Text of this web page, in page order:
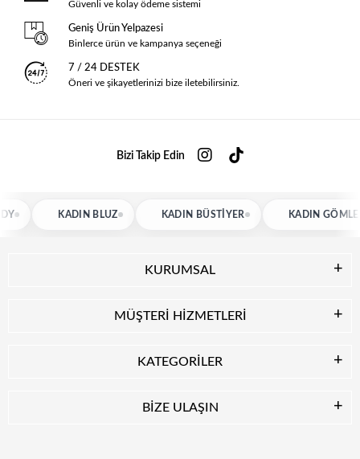
Güvenli ve kolay ödeme sistemi
Geniş Ürün Yelpazesi
Binlerce ürün ve kampanya seçeneği
7 / 24 DESTEK
Öneri ve şikayetlerinizi bize iletebilirsiniz.
Bizi Takip Edin
KADIN BLUZ KADIN BÜSTIYER KADIN GÖMLEK
KURUMSAL
MÜŞTERİ HİZMETLERİ
KATEGORİLER
BİZE ULAŞIN